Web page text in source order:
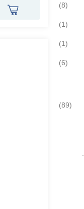
8قطع
1قطعة
1قطعة
6قطع
89قطع